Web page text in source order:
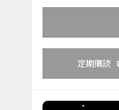
定期購読